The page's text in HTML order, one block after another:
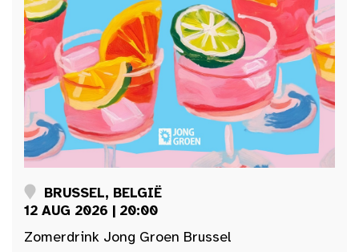
BRUSSEL, BELGIË
12 AUG 2026 | 20:00
Zomerdrink Jong Groen Brussel